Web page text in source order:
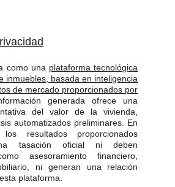
como una plataforma tecnológica
inmuebles, basada en inteligencia
de mercado proporcionados por
generada ofrece una
del valor de la vivienda,
automatizados preliminares. En
resultados proporcionados
tasación oficial ni deben
asesoramiento financiero,
ni generan una relación
plataforma.